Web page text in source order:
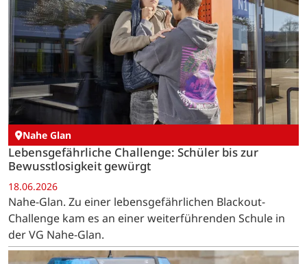
Nahe Glan
Lebensgefährliche Challenge: Schüler bis zur
Bewusstlosigkeit gewürgt
18.06.2026
Nahe-Glan. Zu einer lebensgefährlichen Blackout-
Challenge kam es an einer weiterführenden Schule in
der VG Nahe-Glan.